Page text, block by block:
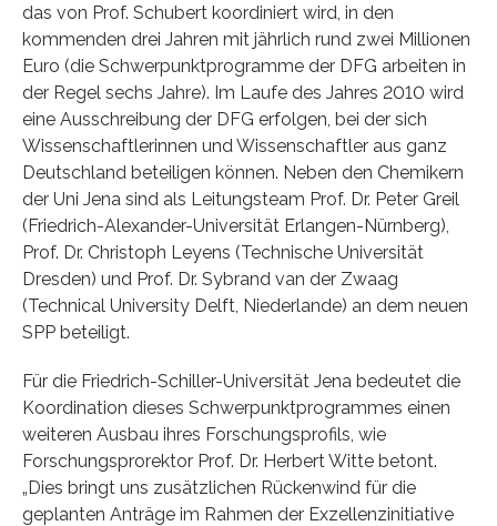
das von Prof. Schubert koordiniert wird, in den
kommenden drei Jahren mit jährlich rund zwei Millionen
Euro (die Schwerpunktprogramme der DFG arbeiten in
der Regel sechs Jahre). Im Laufe des Jahres 2010 wird
eine Ausschreibung der DFG erfolgen, bei der sich
Wissenschaftlerinnen und Wissenschaftler aus ganz
Deutschland beteiligen können. Neben den Chemikern
der Uni Jena sind als Leitungsteam Prof. Dr. Peter Greil
(Friedrich-Alexander-Universität Erlangen-Nürnberg),
Prof. Dr. Christoph Leyens (Technische Universität
Dresden) und Prof. Dr. Sybrand van der Zwaag
(Technical University Delft, Niederlande) an dem neuen
SPP beteiligt.
Für die Friedrich-Schiller-Universität Jena bedeutet die
Koordination dieses Schwerpunktprogrammes einen
weiteren Ausbau ihres Forschungsprofils, wie
Forschungsprorektor Prof. Dr. Herbert Witte betont.
„Dies bringt uns zusätzlichen Rückenwind für die
geplanten Anträge im Rahmen der Exzellenzinitiative